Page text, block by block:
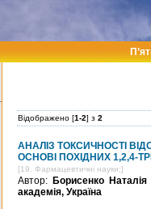
Відображено [1-2] з 2
АНАЛІЗ ТОКСИЧНОСТІ
ОСНОВІ ПОХІДНИХ 1,2,4-
[19. Фармацевтичні науки;]
Автор: Борисенко
академія, Україна